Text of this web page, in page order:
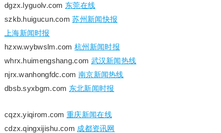
dgzx.lyguolv.com 东莞在线
szkb.huigucun.com苏州新闻快报
上海新闻时报
hzxw.wybwslm.com杭州新闻时报
whrx.huimengshang.com 武汉新闻热线
njrx.wanhongfdc.com 南京新闻热线
dbsb.syxbgm.com 东北新闻时报
cqzx.yiqirom.com重庆新闻在线
cdzx.qingxijishu.com 成都资讯网